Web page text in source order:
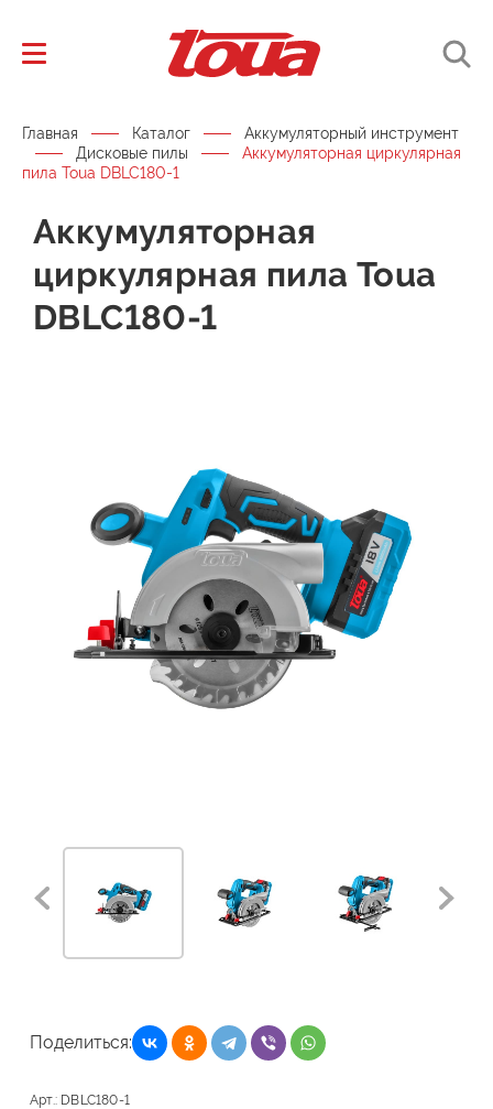
Главная Каталог
Аккумуляторный инструмент
Дисковые пилы
Аккумуляторная циркулярная
пила Toua DBLC180-1
Аккумуляторная
циркулярная пила Toua
DBLC180-1
Поделиться:
Арт.: DBLC180-1